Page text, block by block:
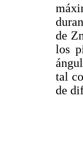
de
los
tal
de